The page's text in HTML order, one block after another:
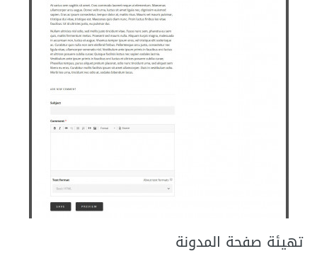
تهيئة صفحة المدونة